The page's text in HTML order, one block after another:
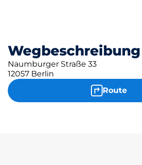
Wegbeschreibung
Naumburger Straße 33
12057 Berlin
Route